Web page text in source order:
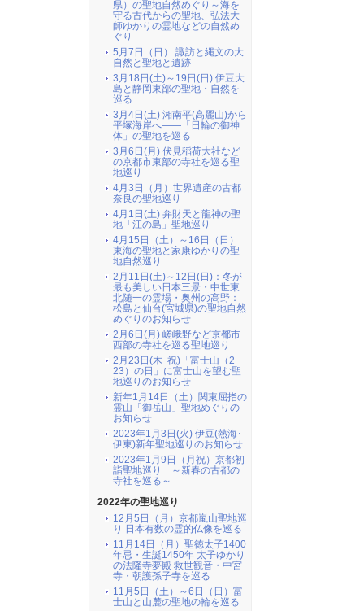
県）の聖地自然めぐり～海を
守る古代からの聖地、弘法大
師ゆかりの霊地などの自然め
ぐり
5月7日（日） 諏訪と縄文の大
自然と聖地と遺跡
3月18日(土)～19日(日) 伊豆大
島と静岡東部の聖地・自然を
巡る
3月4日(土) 湘南平(高麗山)から
平塚海岸へ――「日輪の御神
体」の聖地を巡る
3月6日(月) 伏見稲荷大社など
の京都市東部の寺社を巡る聖
地巡り
4月3日（月）世界遺産の古都
奈良の聖地巡り
4月1日(土) 弁財天と龍神の聖
地「江の島」聖地巡り
4月15日（土）～16日（日）
東海の聖地と家康ゆかりの聖
地自然巡り
2月11日(土)～12日(日)：冬が
最も美しい日本三景・中世東
北随一の霊場・奥州の高野：
松島と仙台(宮城県)の聖地自然
めぐりのお知らせ
2月6日(月) 嵯峨野など京都市
西部の寺社を巡る聖地巡り
2月23日(木･祝)「富士山（2･
23）の日」に富士山を望む聖
地巡りのお知らせ
新年1月14日（土）関東屈指の
霊山「御岳山」聖地めぐりの
お知らせ
2023年1月3日(火) 伊豆(熱海･
伊東)新年聖地巡りのお知らせ
2023年1月9日（月祝）京都初
詣聖地巡り ～新春の古都の
寺社を巡る～
2022年の聖地巡り
12月5日（月）京都嵐山聖地巡
り 日本有数の霊的仏像を巡る
11月14日（月）聖徳太子1400
年忌・生誕1450年 太子ゆかり
の法隆寺夢殿 救世観音・中宮
寺・朝護孫子寺を巡る
11月5日（土）～6日（日）富
士山と山麓の聖地の輪を巡る